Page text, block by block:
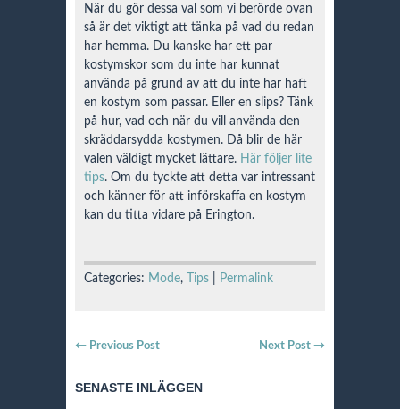
När du gör dessa val som vi berörde ovan
så är det viktigt att tänka på vad du redan
har hemma. Du kanske har ett par
kostymskor som du inte har kunnat
använda på grund av att du inte har haft
en kostym som passar. Eller en slips? Tänk
på hur, vad och när du vill använda den
skräddarsydda kostymen. Då blir de här
valen väldigt mycket lättare. Här följer lite
tips. Om du tyckte att detta var intressant
och känner för att införskaffa en kostym
kan du titta vidare på Erington.
Categories: Mode, Tips Permalink
← Previous Post Next Post →
SENASTE INLÄGGEN